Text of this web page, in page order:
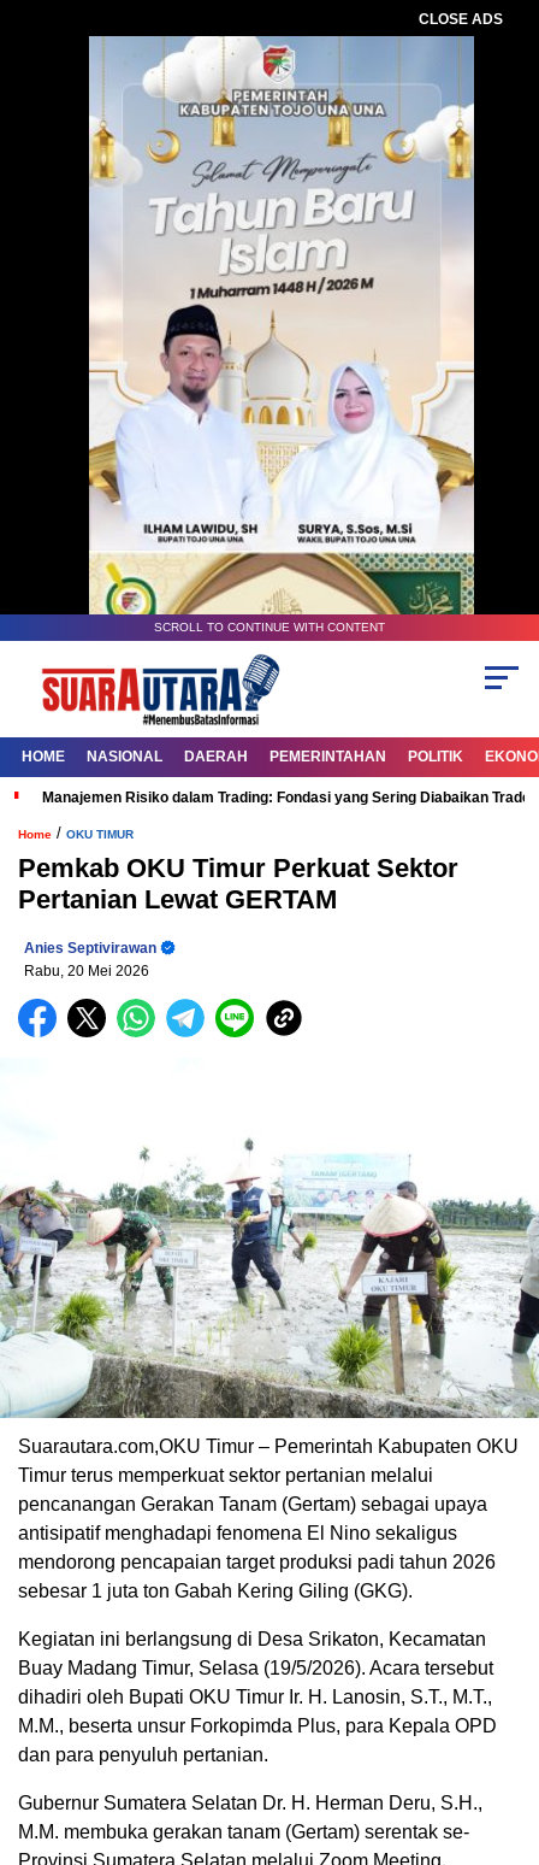
CLOSE ADS
SCROLL TO CONTINUE WITH CONTENT
HOME NASIONAL DAERAH PEMERINTAHAN POLITIK
Manajemen Risiko dalam Trading: Fondasi yang Sering Diabaikan
Home / OKU TIMUR
Pemkab OKU Timur Perkuat Sektor
Pertanian Lewat GERTAM
Anies Septivirawan
Rabu, 20 Mei 2026
Suarautara.com,OKU Timur – Pemerintah Kabupaten OKU
Timur terus memperkuat sektor pertanian melalui
pencanangan Gerakan Tanam (Gertam) sebagai upaya
antisipatif menghadapi fenomena El Nino sekaligus
mendorong pencapaian target produksi padi tahun 2026
sebesar 1 juta ton Gabah Kering Giling (GKG).
Kegiatan ini berlangsung di Desa Srikaton, Kecamatan
Buay Madang Timur, Selasa (19/5/2026). Acara tersebut
dihadiri oleh Bupati OKU Timur Ir. H. Lanosin, S.T., M.T.,
M.M., beserta unsur Forkopimda Plus, para Kepala OPD
dan para penyuluh pertanian.
Gubernur Sumatera Selatan Dr. H. Herman Deru, S.H.,
M.M. membuka gerakan tanam (Gertam) serentak se-
Provinsi Sumatera Selatan melalui Zoom Meeting.